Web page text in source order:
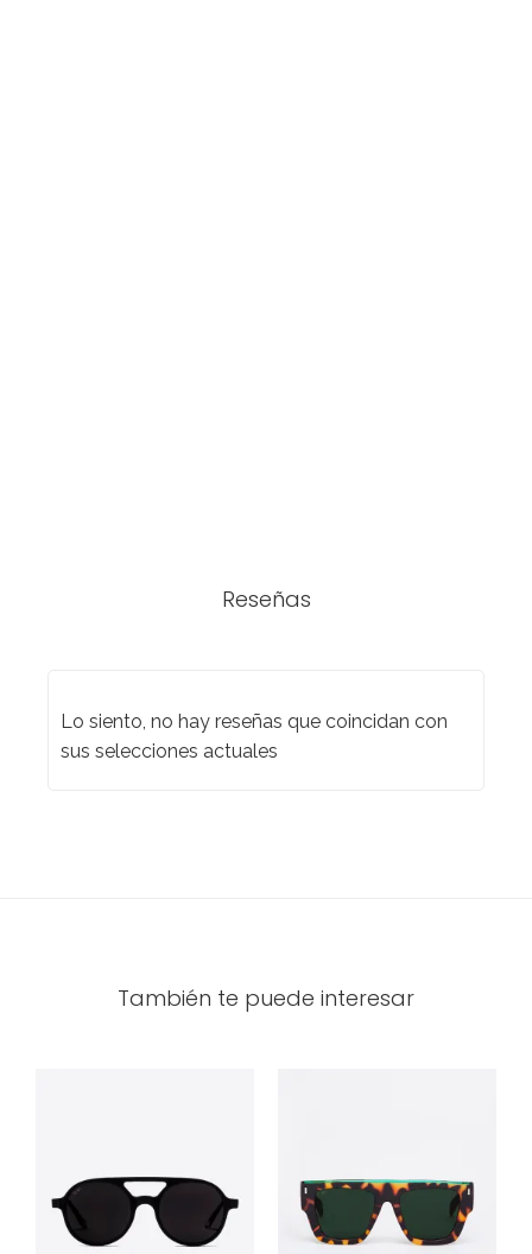
Reseñas
Lo siento, no hay reseñas que coincidan con
sus selecciones actuales
También te puede interesar